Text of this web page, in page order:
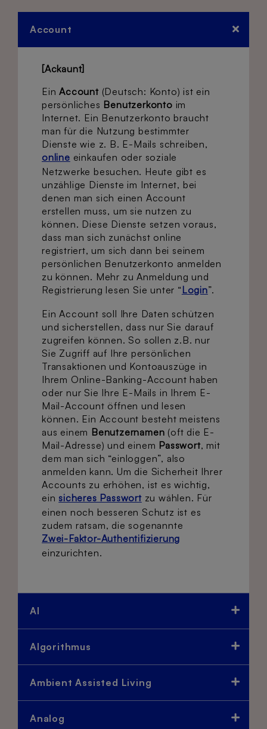
Account
[Ackaunt]
EinAccount (Deutsch: Konto) ist ein
persönliches Benutzerkonto im
Internet. Ein Benutzerkonto braucht
man für die Nutzung bestimmter
Dienste wie z. B. E-Mails schreiben,
online einkaufen oder soziale
Netzwerke besuchen. Heute gibt es
unzählige Dienste im Internet, bei
denen man sich einen Account
erstellen muss, um sie nutzen zu
können. Diese Dienste setzen voraus,
dass man sich zunächst online
registriert, um sich dann bei seinem
persönlichen Benutzerkonto anmelden
zu können. Mehr zu Anmeldung und
Registrierung lesen Sie unter “Login”.
Ein Account soll Ihre Daten schützen
und sicherstellen, dass nur Sie darauf
zugreifen können. So sollen z.B. nur
Sie Zugriff auf Ihre persönlichen
Transaktionen und Kontoauszüge in
Ihrem Online-Banking-Account haben
oder nur Sie Ihre E-Mails in Ihrem E-
Mail-Account öffnen und lesen
können. Ein Account besteht meistens
aus einem Benutzernamen (oft die E-
Mail-Adresse) und einem Passwort, mit
dem man sich “einloggen”, also
anmelden kann. Um die Sicherheit Ihrer
Accounts zu erhöhen, ist es wichtig,
ein sicheres Passwortzu wählen. Für
einen noch besseren Schutz ist es
zudem ratsam, die sogenannte
Zwei-Faktor-Authentifizierung
einzurichten.
AI
Algorithmus
Ambient Assisted Living
Analog